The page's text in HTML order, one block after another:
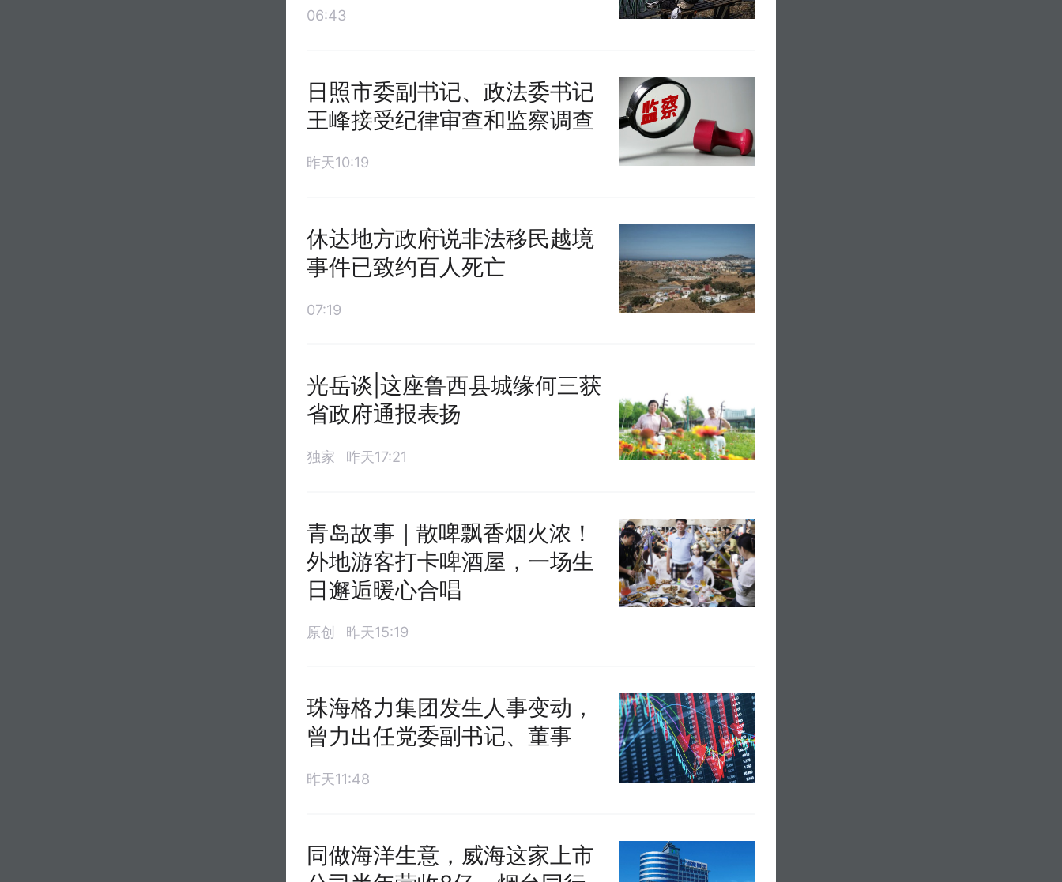
06:43
日照市委副书记、政法委书记
王峰接受纪律审查和监察调查
昨天10:19
休达地方政府说非法移民越境
事件已致约百人死亡
07:19
光岳谈|这座鲁西县城缘何三获
省政府通报表扬
独家 昨天17:21
青岛故事｜散啤飘香烟火浓！
外地游客打卡啤酒屋，一场生
日邂逅暖心合唱
原创 昨天15:19
珠海格力集团发生人事变动，
曾力出任党委副书记、董事
昨天11:48
同做海洋生意，威海这家上市